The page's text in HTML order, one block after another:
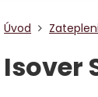
Úvod
Isover